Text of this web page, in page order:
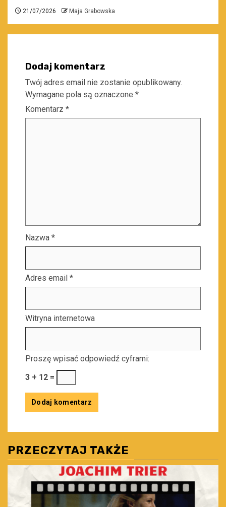
21/07/2026 Maja Grabowska
Dodaj komentarz
Twój adres email nie zostanie opublikowany.
Wymagane pola są oznaczone *
Komentarz *
Nazwa *
Adres email *
Witryna internetowa
Proszę wpisać odpowiedź cyframi:
3 + 12 =
PRZECZYTAJ TAKŻE